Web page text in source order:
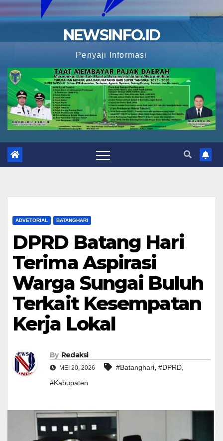
NEWSINFO.ID
Penyaji Informasi
ADVETORIAL BATANGHARI
DPRD Batang Hari
Terima Aspirasi
Warga Sungai Buluh
Terkait Kesempatan
Kerja Lokal
By Redaksi
MEI 20, 2026 #Batanghari, #DPRD,
#Kabupaten